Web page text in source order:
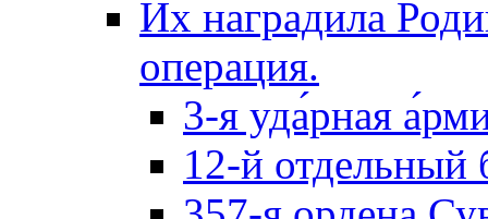
Их наградила
операция.
3-я уда́рная
12-й отдельный